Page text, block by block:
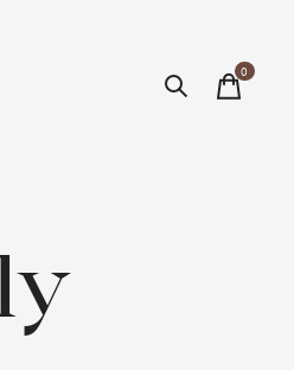
0items